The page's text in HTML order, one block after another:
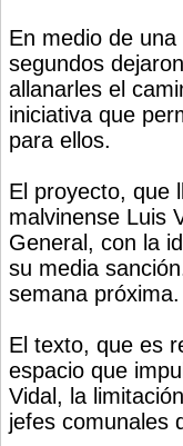
En medio de
segundos
allanarles el
iniciativa que
para ellos.
El proyecto, que
malvinense Luis
General, con la
su media
semana próxima.
El texto, que es
espacio que
Vidal, la
jefes comunales